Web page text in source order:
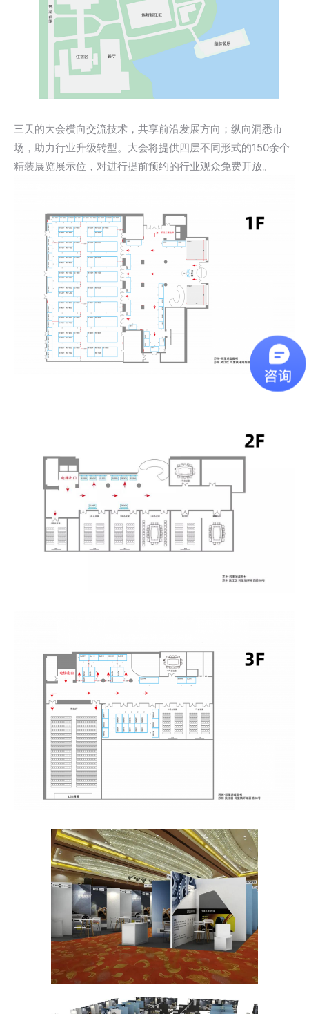
三天的大会横向交流技术，共享前沿发展方向；纵向洞悉市
场，助力行业升级转型。大会将提供四层不同形式的150余个
精装展览展示位，对进行提前预约的行业观众免费开放。